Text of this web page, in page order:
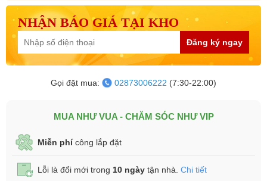
NHẬN BÁO GIÁ TẠI KHO
Đăng ký ngay
Gọi đặt mua: 02873006222 (7:30-22:00)
MUA NHƯ VUA - CHĂM SÓC NHƯ VIP
Miễn phícông lắp đặt
Lỗi là đổi mới trong 10 ngày tận nhà. Chi tiết